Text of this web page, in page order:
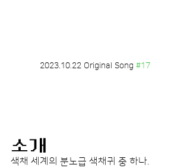
2023.10.22 Original Song #17
소개
색채 세계의 분노급 색채귀 중 하나.